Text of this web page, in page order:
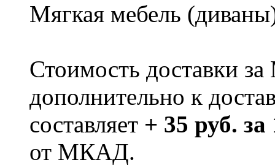
Мягкая мебель
Стоимость доставки
дополнительно к
составляет + 35 руб.
от МКАД.